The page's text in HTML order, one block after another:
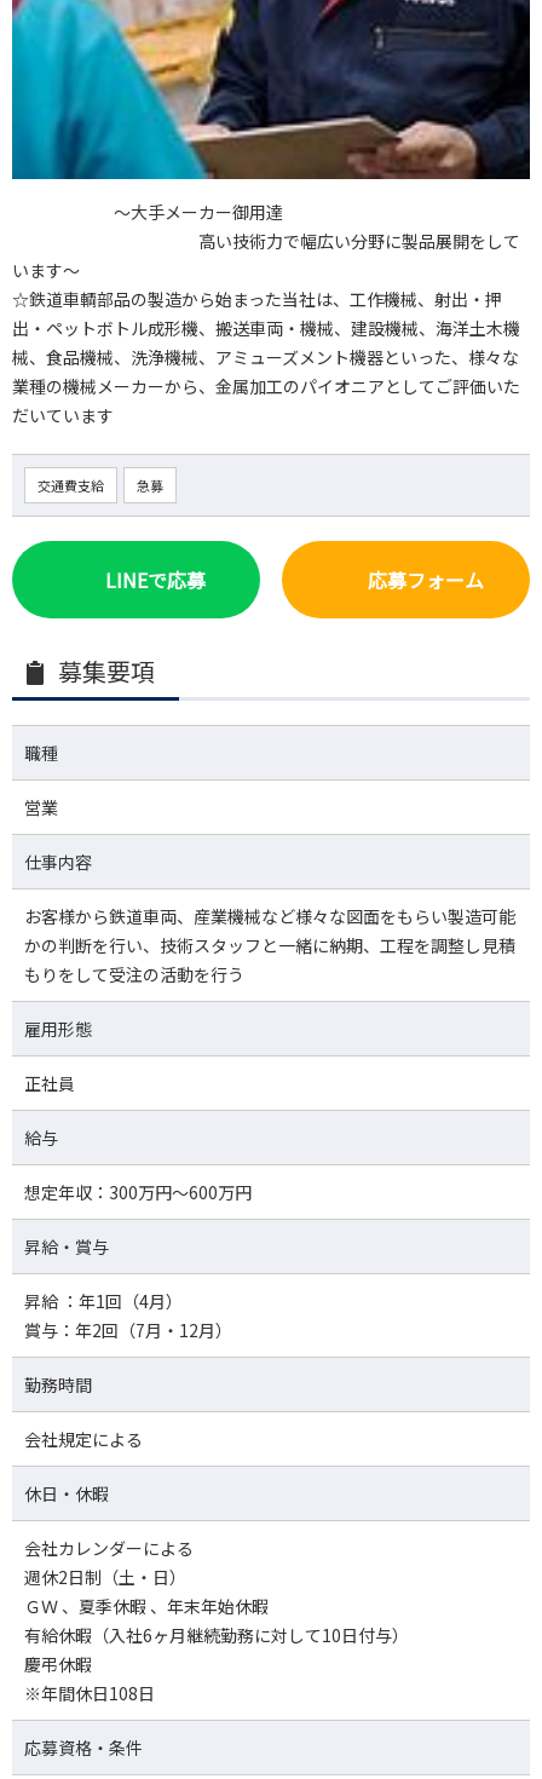
～大手メーカー御用達
高い技術力で幅広い分野に製品展開をして
います～
☆鉄道車輌部品の製造から始まった当社は、工作機械、射出・押
出・ペットボトル成形機、搬送車両・機械、建設機械、海洋土木機
械、食品機械、洗浄機械、アミューズメント機器といった、様々な
業種の機械メーカーから、金属加工のパイオニアとしてご評価いた
だいています
交通費支給 急募
LINEで応募 応募フォーム
募集要項
職種
営業
仕事内容
お客様から鉄道車両、産業機械など様々な図面をもらい製造可能
かの判断を行い、技術スタッフと一緒に納期、工程を調整し見積
もりをして受注の活動を行う
雇用形態
正社員
給与
想定年収：300万円～600万円
昇給・賞与
昇給 ：年1回（4月）
賞与：年2回（7月・12月）
勤務時間
会社規定による
休日・休暇
会社カレンダーによる
週休2日制（土・日）
ＧＷ 、夏季休暇 、年末年始休暇
有給休暇（入社6ヶ月継続勤務に対して10日付与）
慶弔休暇
※年間休日108日
応募資格・条件